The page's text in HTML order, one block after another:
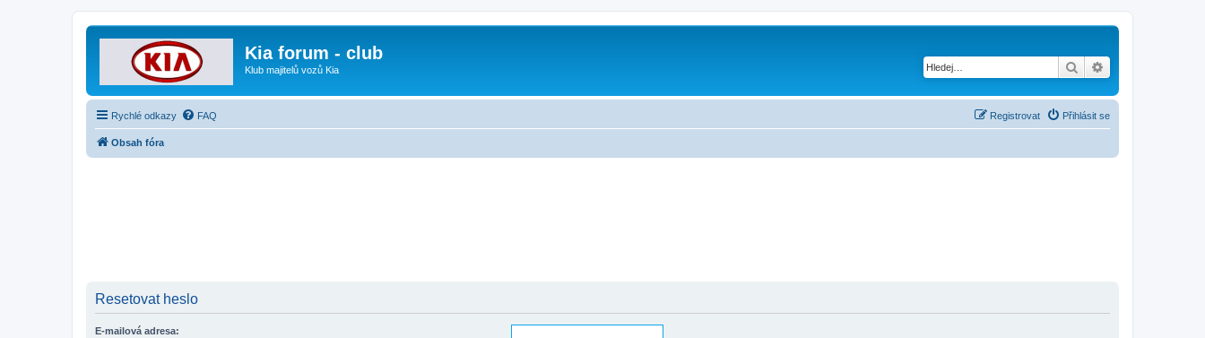
Kia forum - club
Klub majitelů vozů Kia Hledat
Rychlé odkazy FAQ Přihlásit se
Registrovat
Obsah fóra
Resetovat heslo
E-mailová adresa: